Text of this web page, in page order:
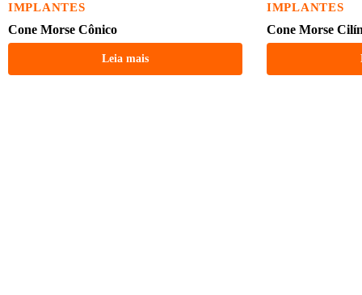
IMPLANTES
Cone Morse Cônico
Leia mais
IMPLANTES
Cone Morse